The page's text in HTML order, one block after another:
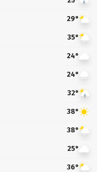
29°
35°
24°
24°
32°
38°
38°
25°
36°